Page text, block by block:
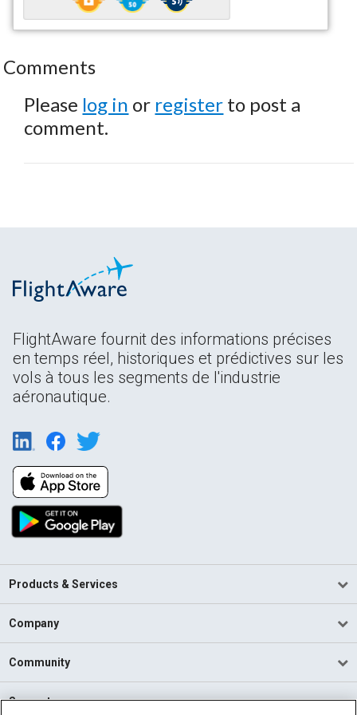
Comments
Please log in or register to post a
comment.
FlightAware fournit des informations précises
en temps réel, historiques et prédictives sur les
vols à tous les segments de l'industrie
aéronautique.
Products & Services
Company
Community
Support